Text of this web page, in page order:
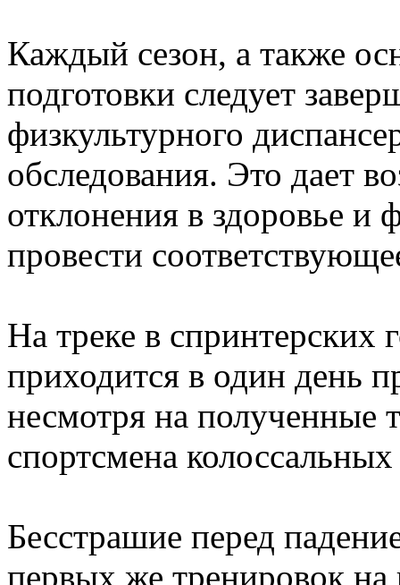
Каждый сезон, а также
подготовки следует
физкультурного
обследования. Это дает
отклонения в здоровье и
провести
На треке в спринтерских
приходится в один день
несмотря на полученные
спортсмена
Бесстрашие перед
первых же тренировок на